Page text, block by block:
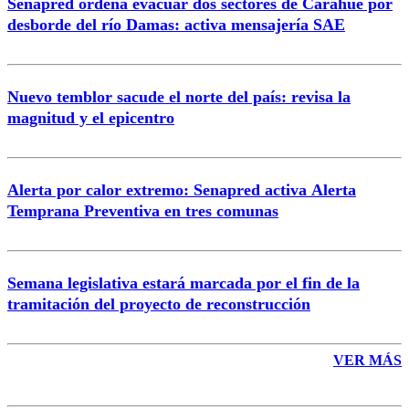
Correo
Senapred ordena evacuar dos sectores de Carahue por
desborde del río Damas: activa mensajería SAE
Nuevo temblor sacude el norte del país: revisa la
magnitud y el epicentro
Alerta por calor extremo: Senapred activa Alerta
Temprana Preventiva en tres comunas
Semana legislativa estará marcada por el fin de la
tramitación del proyecto de reconstrucción
VER MÁS